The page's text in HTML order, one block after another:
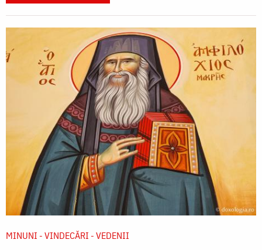
MINUNI - VINDECĂRI - VEDENII